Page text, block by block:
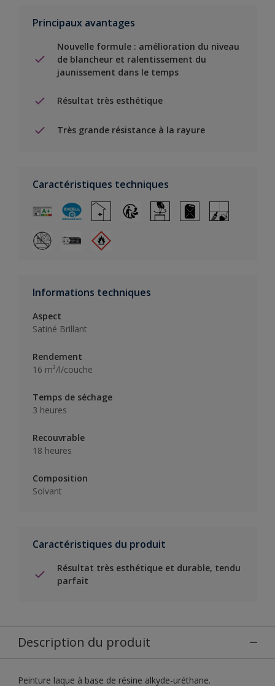
Principaux avantages
Nouvelle formule : amélioration du niveau
de blancheur et ralentissement du
jaunissement dans le temps
Résultat très esthétique
Très grande résistance à la rayure
Caractéristiques techniques
Informations techniques
Aspect
Satiné Brillant
Rendement
16 m²/l/couche
Temps de séchage
3 heures
Recouvrable
18 heures
Composition
Solvant
Caractéristiques du produit
Résultat très esthétique et durable, tendu
parfait
Description du produit
Peinture laque à base de résine alkyde-uréthane.